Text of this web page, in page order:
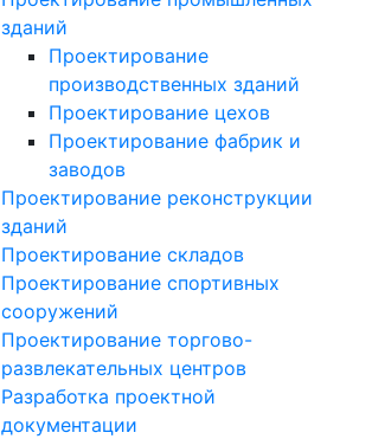
зданий
Проектирование
производственных зданий
Проектирование цехов
Проектирование фабрик и
заводов
Проектирование реконструкции
зданий
Проектирование складов
Проектирование спортивных
сооружений
Проектирование торгово-
развлекательных центров
Разработка проектной
документации